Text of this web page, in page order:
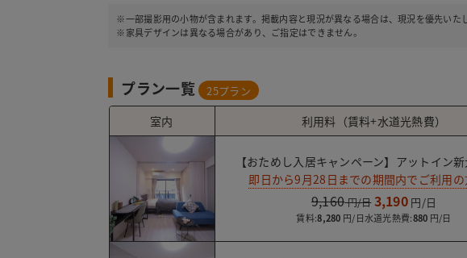
※一部撮影用の小物が含まれます。掲載内容と現況が異なる場合は、現況を優先いたし
※家具デザインは異なる場合があり、ご指定はできません。
プラン一覧 25プラン
室内 利用料（賃料+水道光熱費）
【おためし入居キャンペーン】アットイン
即日から9月28日までの期間内でご利用の
9,160 3,190
賃料:8,280 水道光熱費:880